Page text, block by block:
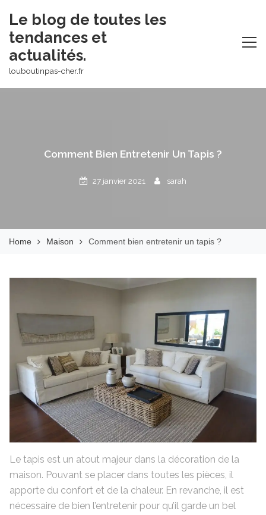
content
Le blog de toutes les
tendances et
actualités.
louboutinpas-cher.fr
Comment Bien Entretenir Un Tapis ?
27 janvier 2021 sarah
Home Maison Comment bien entretenir un tapis ?
Le tapis est un atout majeur dans la décoration de la
maison. Pouvant se placer dans toutes les pièces, il
apporte du confort et de la chaleur. En revanche, il est
nécessaire de bien l’entretenir pour qu’il garde un bel